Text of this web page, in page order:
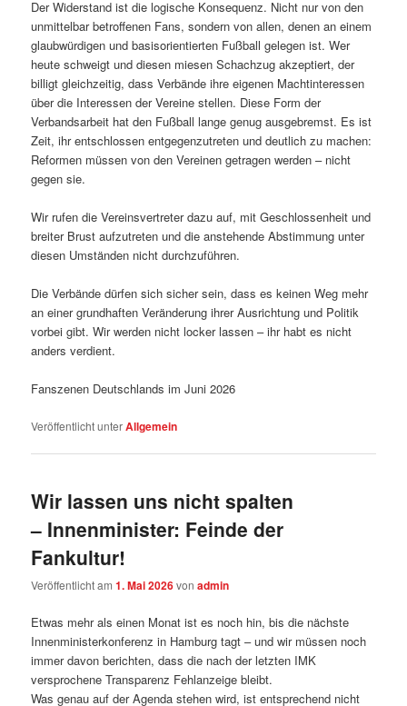
Der Widerstand ist die logische Konsequenz. Nicht nur von den
unmittelbar betroffenen Fans, sondern von allen, denen an einem
glaubwürdigen und basisorientierten Fußball gelegen ist. Wer
heute schweigt und diesen miesen Schachzug akzeptiert, der
billigt gleichzeitig, dass Verbände ihre eigenen Machtinteressen
über die Interessen der Vereine stellen. Diese Form der
Verbandsarbeit hat den Fußball lange genug ausgebremst. Es ist
Zeit, ihr entschlossen entgegenzutreten und deutlich zu machen:
Reformen müssen von den Vereinen getragen werden – nicht
gegen sie.
Wir rufen die Vereinsvertreter dazu auf, mit Geschlossenheit und
breiter Brust aufzutreten und die anstehende Abstimmung unter
diesen Umständen nicht durchzuführen.
Die Verbände dürfen sich sicher sein, dass es keinen Weg mehr
an einer grundhaften Veränderung ihrer Ausrichtung und Politik
vorbei gibt. Wir werden nicht locker lassen – ihr habt es nicht
anders verdient.
Fanszenen Deutschlands im Juni 2026
Veröffentlicht unterAllgemein
Wir lassen uns nicht spalten
– Innenminister: Feinde der
Fankultur!
Veröffentlicht am1. Mai 2026vonadmin
Etwas mehr als einen Monat ist es noch hin, bis die nächste
Innenministerkonferenz in Hamburg tagt – und wir müssen noch
immer davon berichten, dass die nach der letzten IMK
versprochene Transparenz Fehlanzeige bleibt.
Was genau auf der Agenda stehen wird, ist entsprechend nicht